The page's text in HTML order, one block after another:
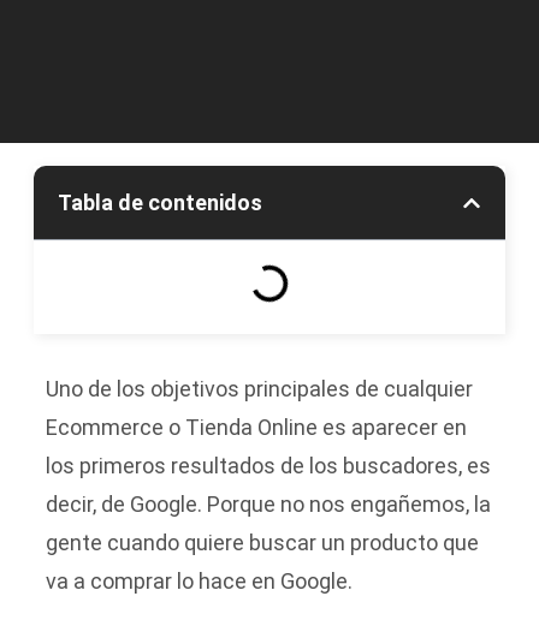
Tabla de contenidos
Uno de los objetivos principales de cualquier
Ecommerce o Tienda Online es aparecer en
los primeros resultados de los buscadores, es
decir, de Google. Porque no nos engañemos, la
gente cuando quiere buscar un producto que
va a comprar lo hace en Google.